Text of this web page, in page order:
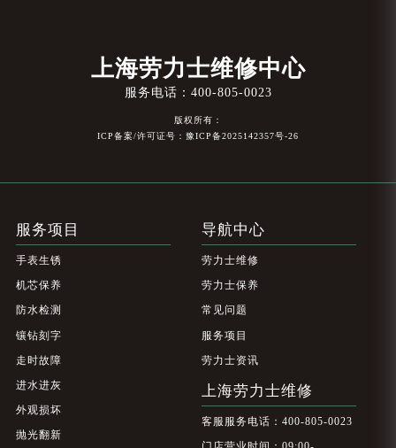
上海劳力士维修中心
服务电话： 400-805-0023
版权所有：
ICP备案/许可证号：豫ICP备2025142357号-26
服务项目
手表生锈
机芯保养
防水检测
镶钻刻字
走时故障
进水进灰
外观损坏
抛光翻新
导航中心
劳力士维修
劳力士保养
常见问题
服务项目
劳力士资讯
上海劳力士维修
客服服务电话：400-805-0023